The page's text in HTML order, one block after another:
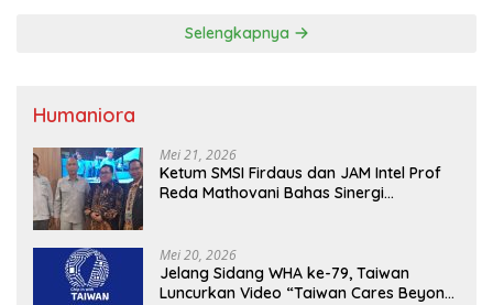
Selengkapnya
Humaniora
Mei 21, 2026
Ketum SMSI Firdaus dan JAM Intel Prof
Reda Mathovani Bahas Sinergi
MBG, Perkuat Pengawasan Program
Pemerintah
Mei 20, 2026
Jelang Sidang WHA ke-79, Taiwan
Luncurkan Video “Taiwan Cares Beyond